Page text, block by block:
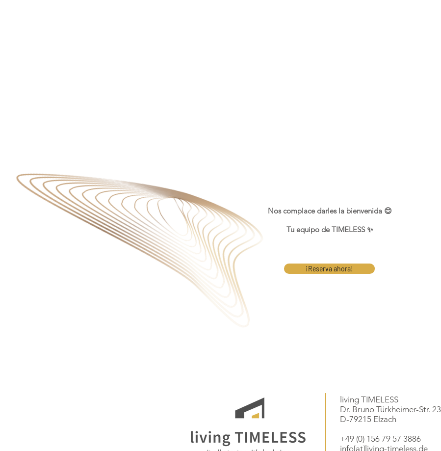
¡Reserva ahora!
Nos complace darles la bienvenida 😊
Tu equipo de TIMELESS ✨
living TIMELESS
Dr. Bruno Türkheimer-Str. 23
D-79215 Elzach
+49 (0) 156 79 57 3886
info[at]living-timeless.de